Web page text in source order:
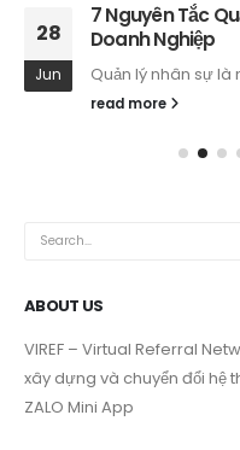
28
Jun
7 Nguyên Tắc
Doanh Nghiệp
Quản lý nhân sự là
read more
ABOUT US
VIREF – Virtual Referral
xây dựng và chuyển đổi hệ
ZALO Mini App